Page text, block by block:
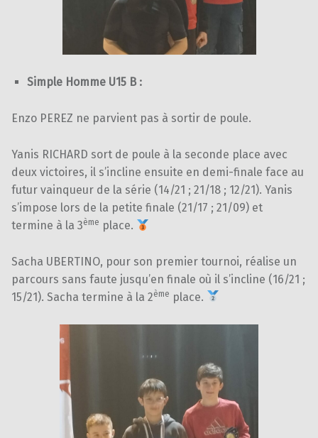
Simple Homme U15 B :
Enzo PEREZ ne parvient pas à sortir de poule.
Yanis RICHARD sort de poule à la seconde place avec
deux victoires, il s’incline ensuite en demi-finale face au
futur vainqueur de la série (14/21 ; 21/18 ; 12/21). Yanis
s’impose lors de la petite finale (21/17 ; 21/09) et
termine à la 3ème place.
Sacha UBERTINO, pour son premier tournoi, réalise un
parcours sans faute jusqu’en finale où il s’incline (16/21 ;
15/21). Sacha termine à la 2ème place.